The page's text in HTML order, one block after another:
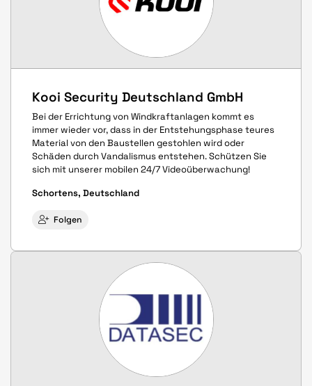
Kooi Security Deutschland GmbH
Bei der Errichtung von Windkraftanlagen kommt es
immer wieder vor, dass in der Entstehungsphase teures
Material von den Baustellen gestohlen wird oder
Schäden durch Vandalismus entstehen. Schützen Sie
sich mit unserer mobilen 24/7 Videoüberwachung!
Schortens, Deutschland
Folgen